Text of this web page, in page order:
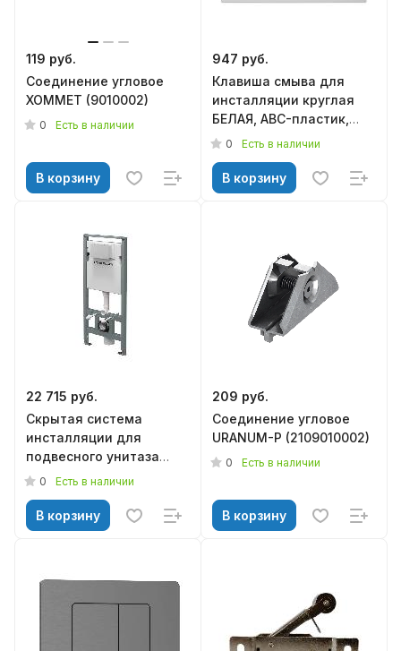
119 руб.
Соединение угловое
ХОММЕТ (9010002)
0 Есть в наличии
В корзину
947 руб.
Клавиша смыва для
инсталляции круглая
БЕЛАЯ, ABC-пластик,
KN9900016, KNOIS
0 Есть в наличии
В корзину
22 715 руб.
Скрытая система
инсталляции для
подвесного унитаза
1120х510х120
MARAZZI
0 Есть в наличии
В корзину
209 руб.
Соединение угловое
URANUM-P (2109010002)
0 Есть в наличии
В корзину